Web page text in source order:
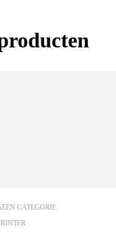
CATEGORIE